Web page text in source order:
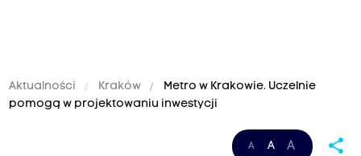
Aktualności Kraków
Metro w Krakowie. Uczelnie
pomogą w projektowaniu inwestycji
A A A share